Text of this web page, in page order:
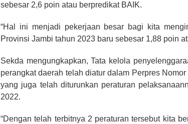
sebesar 2,6 poin atau berpredikat BAIK.
“Hal ini menjadi pekerjaan besar bagi kita
Provinsi Jambi tahun 2023 baru sebesar 1,88 poin
Sekda mengungkapkan, Tata kelola
perangkat daerah telah diatur dalam Perpres
yang juga telah diturunkan peraturan
2022.
“Dengan telah terbitnya 2 peraturan tersebut kita